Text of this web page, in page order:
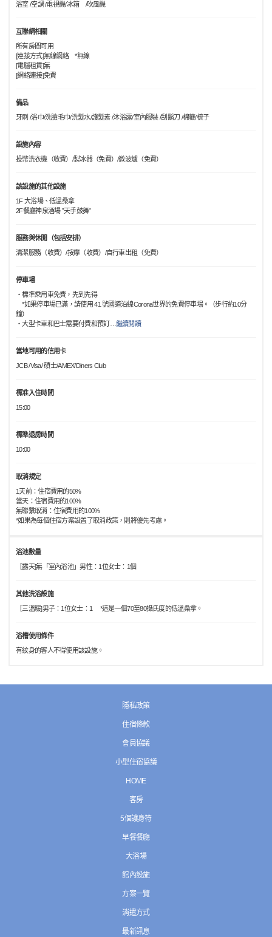
浴室 /空調 /電視機/冰箱 /吹風機
互聯網相關
所有房間可用
[連接方式]無線網絡 *無線
[電腦租賃]無
[網絡連接]免費
備品
牙刷 /浴巾/洗臉毛巾/洗髮水/護髮素 /沐浴露/室內服裝 /刮鬍刀 /棉籤/梳子
設施內容
投幣洗衣機（收費）/製冰器（免費）/微波爐（免費）
該設施的其他設施
1F 大浴場、低溫桑拿
2F餐廳神泉酒場 ”天手鼓舞”
服務與休閒（包括安排）
清潔服務（收費）/按摩（收費）/自行車出租（免費）
停車場
・標準乘用車免費，先到先得
*如果停車場已滿，請使用 41 號國道沿線Corona世界的免費停車場。（步行約10分
鐘）
・大型卡車和巴士需要付費和預訂
繼續閱讀
當地可用的信用卡
JCB /Visa/ 碩士/AMEX/Diners Club
標准入住時間
15:00
標準退房時間
10:00
取消規定
1天前：住宿費用的50%
當天：住宿費用的100%
無聯繫取消：住宿費用的100%
*如果為每個住宿方案設置了取消政策，則將優先考慮。
浴池數量
［露天]無「室內浴池」男性：1位女士：1個
其他洗浴設施
［三溫暖]男子：1位女士：1 *這是一個70至80攝氏度的低溫桑拿。
浴槽使用條件
有紋身的客人不得使用該設施。
隱私政策
住宿條款
會員協議
小型住宿協議
HOME
客房
5個護身符
早餐餐廳
大浴場
館內設施
方案一覽
消遣方式
最新訊息